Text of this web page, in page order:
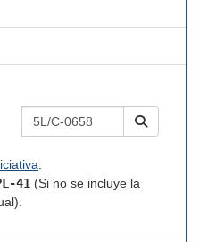
.
41 (Si no se incluye la